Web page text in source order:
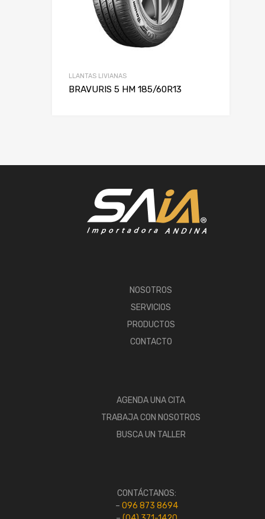
LLANTAS LIVIANAS
BRAVURIS 5 HM 185/60R13
NOSOTROS
SERVICIOS
PRODUCTOS
CONTACTO
AGENDA UNA CITA
TRABAJA CON NOSOTROS
BUSCA UN TALLER
CONTÁCTANOS:
– 096 873 8694